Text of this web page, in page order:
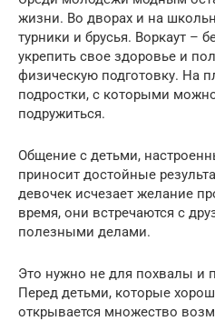
жизни. Во дворах и на
турники и брусья. Воркаут –
укрепить свое здоровье и
физическую подготовку. На
подростки, с которыми
подружиться.
Общение с детьми,
приносит достойные
девочек исчезает желание
время, они встречаются с
полезными делами.
Это нужно не для похвалы и
Перед детьми, которые
открывается множество